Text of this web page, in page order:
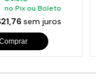
no Pix ou Boleto
sem juros